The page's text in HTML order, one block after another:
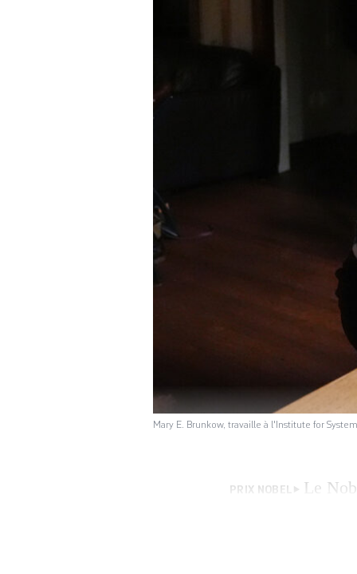
Mary E. Brunkow, travaille à l'Institute for
PRIX NOBEL
Le